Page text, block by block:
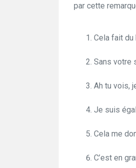
par cette
Cela fait du
Sans votre
Ah tu vois,
Je suis
Cela me
C’est en